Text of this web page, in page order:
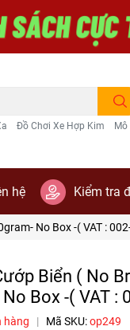
Đồ Chơi Xe Hợp Kim Mô
hệ Kiểm tra
No Box -( VAT :
Biển ( No
Box -( VAT :
hàng | Mã SKU:op249